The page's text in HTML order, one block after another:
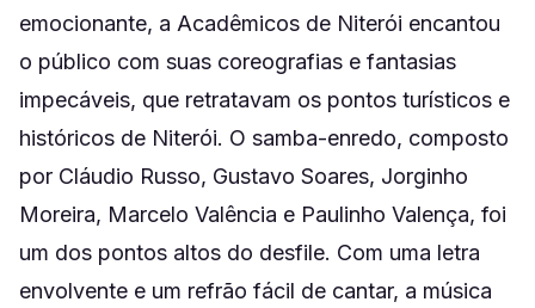
emocionante, a Acadêmicos de Niterói encantou
o público com suas coreografias e fantasias
impecáveis, que retratavam os pontos turísticos e
históricos de Niterói. O samba-enredo, composto
por Cláudio Russo, Gustavo Soares, Jorginho
Moreira, Marcelo Valência e Paulinho Valença, foi
um dos pontos altos do desfile. Com uma letra
envolvente e um refrão fácil de cantar, a música